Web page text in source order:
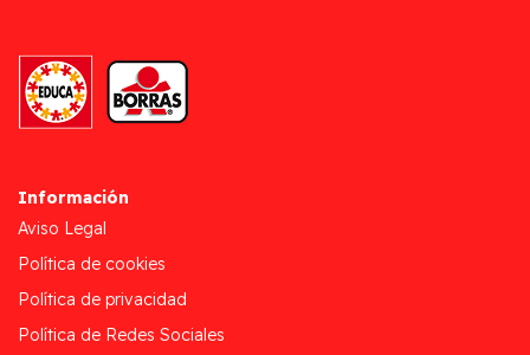
Información
Aviso Legal
Política de cookies
Política de privacidad
Política de Redes Sociales